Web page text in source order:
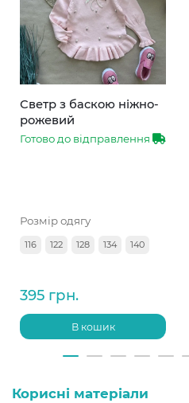
Светр з баскою ніжно-
рожевий
Готово до відправлення
Розмір одягу
116 122 128 134 140
395 грн.
В кошик
Корисні матеріали